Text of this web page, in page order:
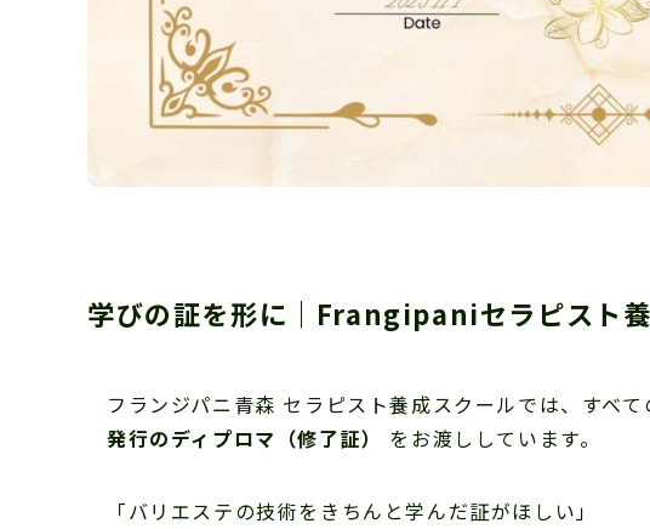
学びの証を形に｜Frangipaniセラピスト
フランジパニ青森 セラピスト養成スクールでは、すべ
発行のディプロマ（修了証）
をお渡ししています。
「バリエステの技術をきちんと学んだ証がほしい」